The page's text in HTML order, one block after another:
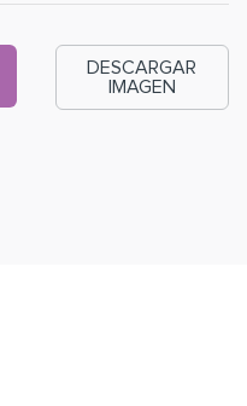
DESCARGAR
IMAGEN